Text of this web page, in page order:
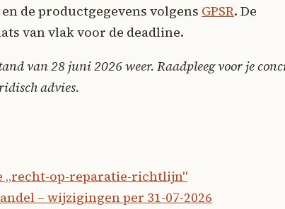
en de productgegevens volgens GPSR. De
van vlak voor de deadline.
van 28 juni 2026 weer. Raadpleeg voor je
advies.
„recht-op-reparatie-richtlijn"
– wijzigingen per 31-07-2026